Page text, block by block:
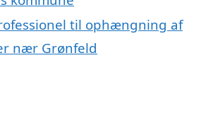
til ophængning af
nær Grønfeld